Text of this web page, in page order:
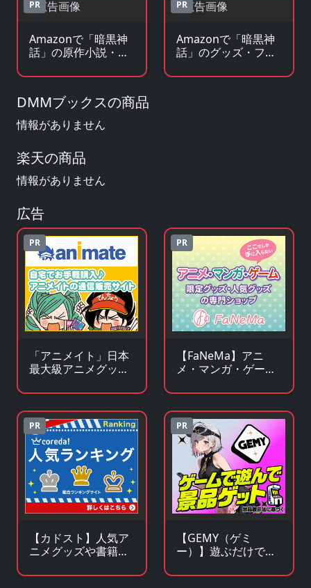
PR
Amazonで「暗黒神
話」の原作小説・ラ
PR
Amazonで「暗黒神
話」のグッズ・フィ
DMMブックスの商品
情報がありません
楽天の商品
情報がありません
広告
PR
「アニメイト」日本
最大級アニメグッズ
PR
【FaNeMa】アニ
メ・マンガ・ゲーム
ズを皆様にお届けし
ます！
PR
【カドスト】人気ア
ニメグッズや書籍の
ラインストア
PR
【GEMY（ゲミ
ー）】遊ぶだけで景
ゲームサービス